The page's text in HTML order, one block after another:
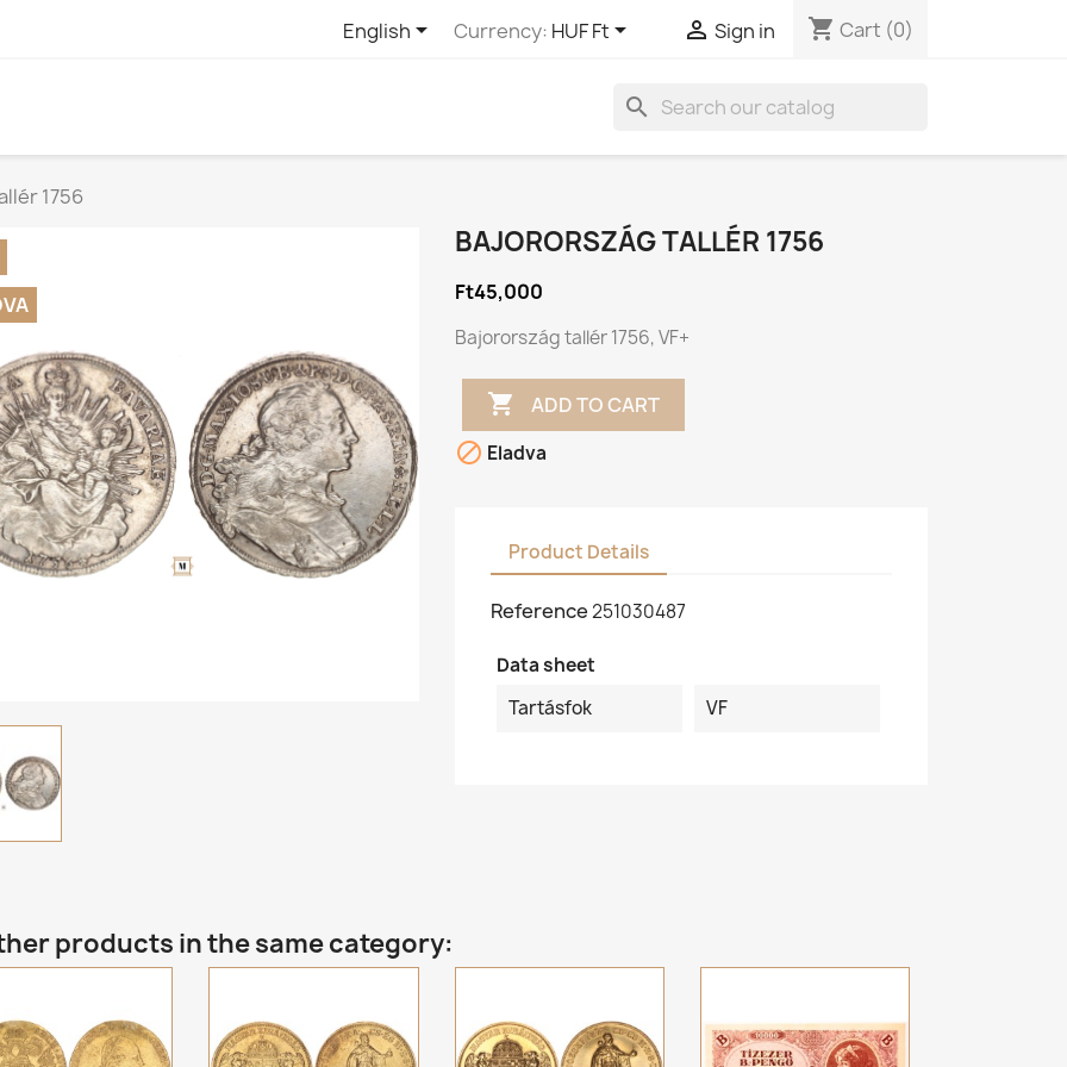
English Currency: HUF Ft  Sign in shopping_cart Cart (0)
search
1756
BAJORORSZÁG TALLÉR 1756
Ft45,000
Bajorország tallér 1756, VF+
 ADD TO CART
 Eladva
Product Details
Reference251030487
Data sheet
Tartásfok
VF
products in the same category: